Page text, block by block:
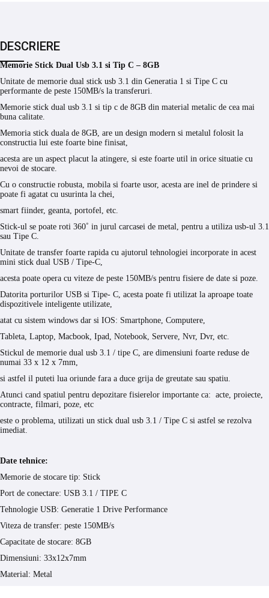
DESCRIERE
Memorie Stick Dual Usb 3.1 si Tip C – 8GB
Unitate de memorie dual stick usb 3.1 din Generatia 1 si Tipe C cu
performante de peste 150MB/s la transferuri.
Memorie stick dual usb 3.1 si tip c de 8GB din material metalic de cea mai
buna calitate.
Memoria stick duala de 8GB, are un design modern si metalul folosit la
constructia lui este foarte bine finisat,
acesta are un aspect placut la atingere, si este foarte util in orice situatie cu
nevoi de stocare.
Cu o constructie robusta, mobila si foarte usor, acesta are inel de prindere si
poate fi agatat cu usurinta la chei,
smart fiinder, geanta, portofel, etc.
Stick-ul se poate roti 360˚ in jurul carcasei de metal, pentru a utiliza usb-ul 3.1
sau Tipe C.
Unitate de transfer foarte rapida cu ajutorul tehnologiei incorporate in acest
mini stick dual USB / Tipe-C,
acesta poate opera cu viteze de peste 150MB/s pentru fisiere de date si poze.
Datorita porturilor USB si Tipe- C, acesta poate fi utilizat la aproape toate
dispozitivele inteligente utilizate,
atat cu sistem windows dar si IOS: Smartphone, Computere,
Tableta, Laptop, Macbook, Ipad, Notebook, Servere, Nvr, Dvr, etc.
Stickul de memorie dual usb 3.1 / tipe C, are dimensiuni foarte reduse de
numai 33 x 12 x 7mm,
si astfel il puteti lua oriunde fara a duce grija de greutate sau spatiu.
Atunci cand spatiul pentru depozitare fisierelor importante ca: acte, proiecte,
contracte, filmari, poze, etc
este o problema, utilizati un stick dual usb 3.1 / Tipe C si astfel se rezolva
imediat.
Date tehnice:
Memorie de stocare tip: Stick
Port de conectare: USB 3.1 / TIPE C
Tehnologie USB: Generatie 1 Drive Performance
Viteza de transfer: peste 150MB/s
Capacitate de stocare: 8GB
Dimensiuni: 33x12x7mm
Material: Metal